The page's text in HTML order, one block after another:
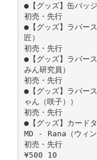
●【グッズ】缶バッ
初売・先行
●【グッズ】ラバー
匠）
初売・先行
●【グッズ】ラバー
みん研究員）
初売・先行
●【グッズ】ラバー
ゃん（咲子））
初売・先行
●【グッズ】カード
MD - Rana（ウィ
初売・先行
¥500 10